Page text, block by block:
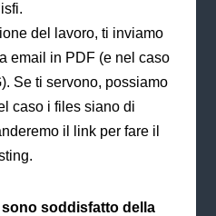
del lavoro, ti inviamo
email in PDF (e nel caso
Se ti servono, possiamo
caso i files siano di
il link per fare il
soddisfatto della